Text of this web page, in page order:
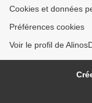
Cookies et données
Préférences cookies
Voir le profil de